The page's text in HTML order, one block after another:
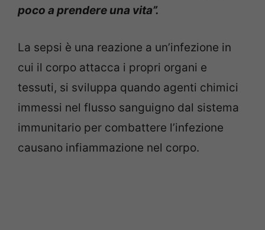
poco a prendere una vita”.
La sepsi è una reazione a un’infezione in
cui il corpo attacca i propri organi e
tessuti, si sviluppa quando agenti chimici
immessi nel flusso sanguigno dal sistema
immunitario per combattere l’infezione
causano infiammazione nel corpo.